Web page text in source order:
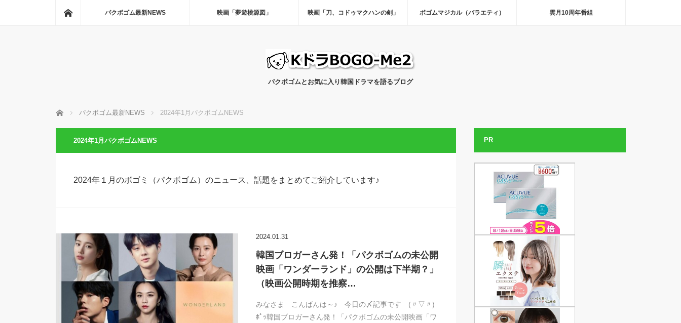
パクボゴム最新NEWS 映画「夢遊桃源図」 映画「刀、コドゥマクハンの剣」 ボゴムマジカル（バラエティ） 雲月10周年番組
パクボゴムとお気に入り韓国ドラマを語るブログ
ホーム パクボゴム最新NEWS 2024年1月パクボゴムNEWS
2024年1月パクボゴムNEWS
2024年１月のボゴミ（パクボゴム）のニュース、話題をまとめてご紹介しています♪
2024.01.31
韓国ブロガーさん発！「パクボゴムの未公開
映画「ワンダーランド」の公開は下半期？」
（映画公開時期を推察…
みなさま こんばんは～♪ 今日の〆記事です (〃▽〃)
ﾎﾟｯ韓国ブロガーさん発！「パクボゴムの未公開映画「ワ
PR